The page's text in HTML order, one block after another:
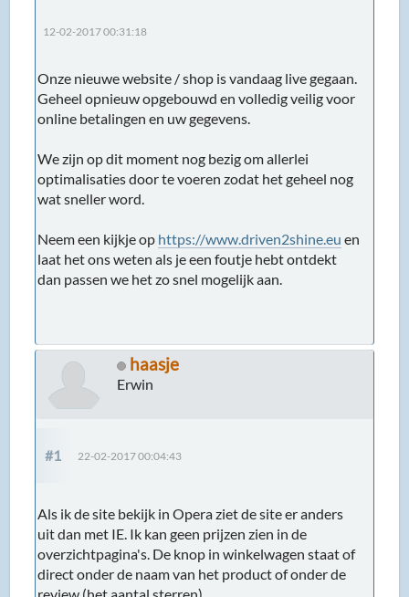
12-02-2017 00:31:18
Onze nieuwe website / shop is vandaag live gegaan.
Geheel opnieuw opgebouwd en volledig veilig voor
online betalingen en uw gegevens.
We zijn op dit moment nog bezig om allerlei
optimalisaties door te voeren zodat het geheel nog
wat sneller word.
Neem een kijkje op https://www.driven2shine.eu en
laat het ons weten als je een foutje hebt ontdekt
dan passen we het zo snel mogelijk aan.
haasje
Erwin
#1 22-02-2017 00:04:43
Als ik de site bekijk in Opera ziet de site er anders
uit dan met IE. Ik kan geen prijzen zien in de
overzichtpagina's. De knop in winkelwagen staat of
direct onder de naam van het product of onder de
review (het aantal sterren).